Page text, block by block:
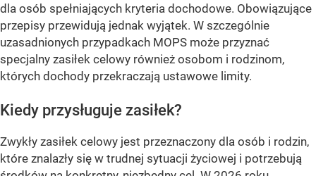
dla osób spełniających kryteria dochodowe. Obowiązujące
przepisy przewidują jednak wyjątek. W szczególnie
uzasadnionych przypadkach MOPS może przyznać
specjalny zasiłek celowy również osobom i rodzinom,
których dochody przekraczają ustawowe limity.
Kiedy przysługuje zasiłek?
Zwykły zasiłek celowy jest przeznaczony dla osób i rodzin,
które znalazły się w trudnej sytuacji życiowej i potrzebują